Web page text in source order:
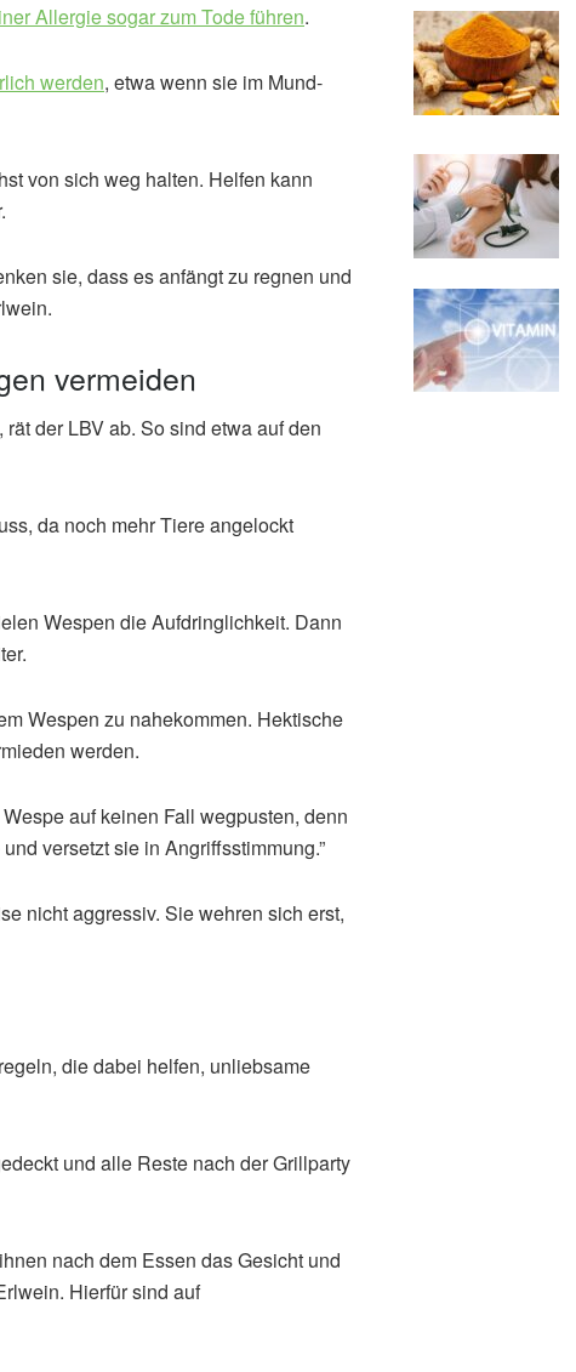
Allergie sogar zum Tode führen.
werden, etwa wenn sie im Mund-
von sich weg halten. Helfen kann
sie, dass es anfängt zu regnen und
vermeiden
der LBV ab. So sind etwa auf den
da noch mehr Tiere angelockt
Wespen die Aufdringlichkeit. Dann
Wespen zu nahekommen. Hektische
werden.
auf keinen Fall wegpusten, denn
versetzt sie in Angriffsstimmung.”
nicht aggressiv. Sie wehren sich erst,
die dabei helfen, unliebsame
und alle Reste nach der Grillparty
nach dem Essen das Gesicht und
Hierfür sind auf